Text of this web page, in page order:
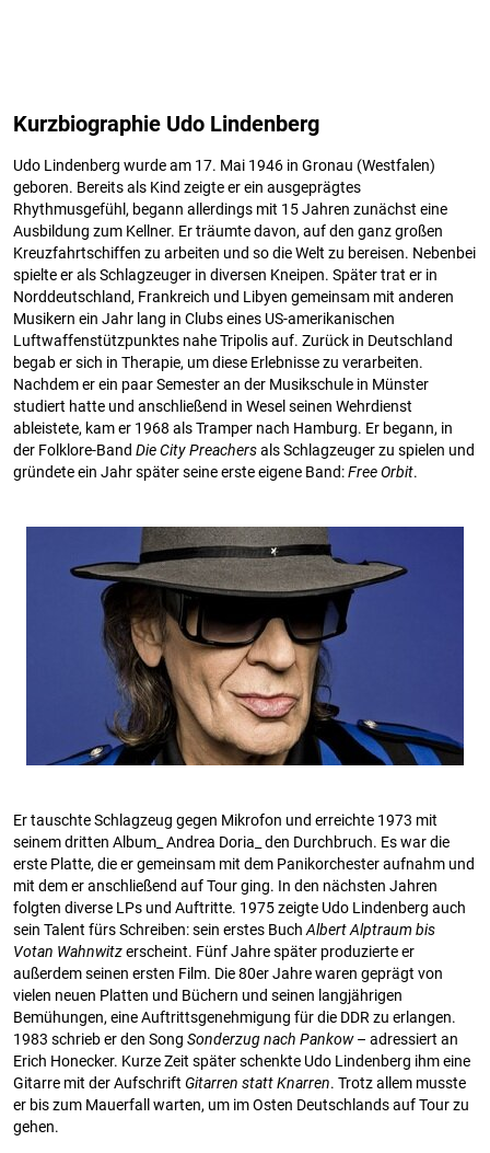
Kurzbiographie Udo Lindenberg
Udo Lindenberg wurde am 17. Mai 1946 in Gronau (Westfalen)
geboren. Bereits als Kind zeigte er ein ausgeprägtes
Rhythmusgefühl, begann allerdings mit 15 Jahren zunächst eine
Ausbildung zum Kellner. Er träumte davon, auf den ganz großen
Kreuzfahrtschiffen zu arbeiten und so die Welt zu bereisen. Nebenbei
spielte er als Schlagzeuger in diversen Kneipen. Später trat er in
Norddeutschland, Frankreich und Libyen gemeinsam mit anderen
Musikern ein Jahr lang in Clubs eines US-amerikanischen
Luftwaffenstützpunktes nahe Tripolis auf. Zurück in Deutschland
begab er sich in Therapie, um diese Erlebnisse zu verarbeiten.
Nachdem er ein paar Semester an der Musikschule in Münster
studiert hatte und anschließend in Wesel seinen Wehrdienst
ableistete, kam er 1968 als Tramper nach Hamburg. Er begann, in
der Folklore-Band Die City Preachersals Schlagzeuger zu spielen und
gründete ein Jahr später seine erste eigene Band:Free Orbit.
Er tauschte Schlagzeug gegen Mikrofon und erreichte 1973 mit
seinem dritten Album_ Andrea Doria_ den Durchbruch. Es war die
erste Platte, die er gemeinsam mit dem Panikorchester aufnahm und
mit dem er anschließend auf Tour ging. In den nächsten Jahren
folgten diverse LPs und Auftritte. 1975 zeigte Udo Lindenberg auch
sein Talent fürs Schreiben: sein erstes Buch Albert Alptraum bis
Votan Wahnwitzerscheint. Fünf Jahre später produzierte er
außerdem seinen ersten Film. Die 80er Jahre waren geprägt von
vielen neuen Platten und Büchern und seinen langjährigen
Bemühungen, eine Auftrittsgenehmigung für die DDR zu erlangen.
1983 schrieb er den Song Sonderzug nach Pankow– adressiert an
Erich Honecker. Kurze Zeit später schenkte Udo Lindenberg ihm eine
Gitarre mit der Aufschrift Gitarren statt Knarren. Trotz allem musste
er bis zum Mauerfall warten, um im Osten Deutschlands auf Tour zu
gehen.